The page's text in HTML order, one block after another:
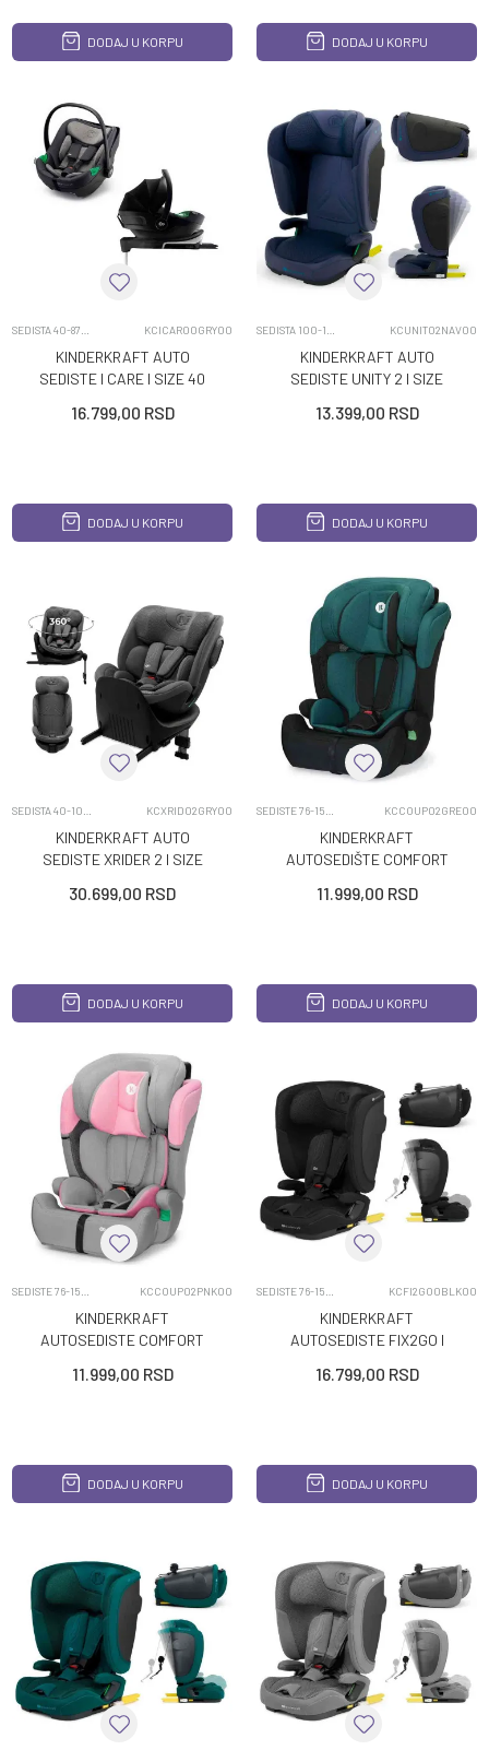
DODAJ U KORPU DODAJ U KORPU
KCICAR00GRY00
KINDERKRAFT AUTO
SEDISTE I CARE I SIZE 40
16.799,00 RSD
DODAJ U KORPU
KCUNIT02NAV00
KINDERKRAFT AUTO
SEDISTE UNITY 2 I SIZE
13.399,00 RSD
DODAJ U KORPU
KCXRID02GRY00
KINDERKRAFT AUTO
SEDISTE XRIDER 2 I SIZE
30.699,00 RSD
DODAJ U KORPU
KCCOUP02GRE00
KINDERKRAFT
AUTOSEDIŠTE COMFORT
11.999,00 RSD
DODAJ U KORPU
KCCOUP02PNK00
KINDERKRAFT
AUTOSEDISTE COMFORT
11.999,00 RSD
DODAJ U KORPU
KCFI2GO0BLK00
KINDERKRAFT
AUTOSEDISTE FIX2GO I
16.799,00 RSD
DODAJ U KORPU